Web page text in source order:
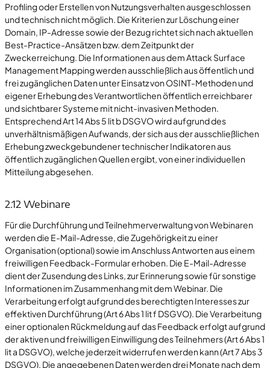
Profiling oder Erstellen von Nutzungsverhalten ausgeschlossen
und technisch nicht möglich. Die Kriterien zur Löschung einer
Domain, IP-Adresse sowie der Bezug richtet sich nach aktuellen
Best-Practice-Ansätzen bzw. dem Zeitpunkt der
Zweckerreichung. Die Informationen aus dem Attack Surface
Management Mapping werden ausschließlich aus öffentlich und
frei zugänglichen Daten unter Einsatz von OSINT-Methoden und
eigener Erhebung des Verantwortlichen öffentlich erreichbarer
und sichtbarer Systeme mit nicht-invasiven Methoden.
Entsprechend Art 14 Abs 5 lit b DSGVO wird aufgrund des
unverhältnismäßigen Aufwands, der sich aus der ausschließlichen
Erhebung zweckgebundener technischer Indikatoren aus
öffentlich zugänglichen Quellen ergibt, von einer individuellen
Mitteilung abgesehen.
2.12 Webinare
Für die Durchführung und Teilnehmerverwaltung von Webinaren
werden die E-Mail-Adresse, die Zugehörigkeit zu einer
Organisation (optional) sowie im Anschluss Antworten aus einem
freiwilligen Feedback-Formular erhoben. Die E-Mail-Adresse
dient der Zusendung des Links, zur Erinnerung sowie für sonstige
Informationen im Zusammenhang mit dem Webinar. Die
Verarbeitung erfolgt aufgrund des berechtigten Interesses zur
effektiven Durchführung (Art 6 Abs 1 lit f DSGVO). Die Verarbeitung
einer optionalen Rückmeldung auf das Feedback erfolgt aufgrund
der aktiven und freiwilligen Einwilligung des Teilnehmers (Art 6 Abs 1
lit a DSGVO), welche jederzeit widerrufen werden kann (Art 7 Abs 3
DSGVO). Die angegebenen Daten werden drei Monate nach dem